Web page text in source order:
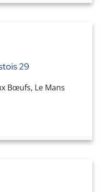
29
Bœufs, Le Mans